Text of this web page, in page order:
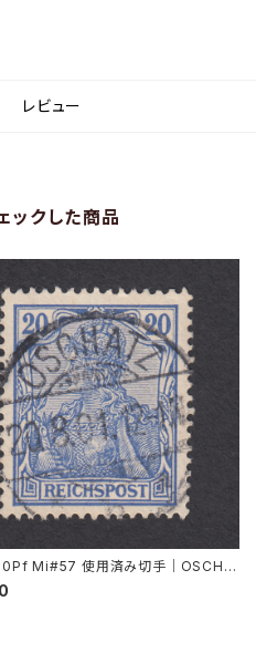
レビュー
ックした商品
Mi#57 使用済み切手｜OSCHA